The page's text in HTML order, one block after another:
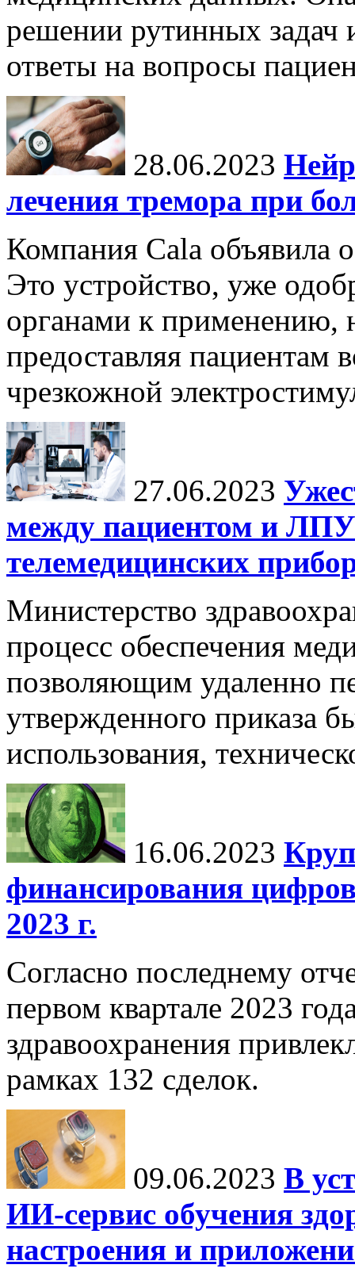
решении рутинных задач
ответы на вопросы
28.06.2023
лечения тремора при
Компания Cala объявила
Это устройство, уже
органами к применению,
предоставляя пациентам
чрезкожной
27.06.2023
между пациентом и
телемедицинских
Министерство
процесс обеспечения
позволяющим удаленно
утвержденного приказа
использования,
16.06.2023
финансирования
2023 г.
Согласно последнему
первом квартале 2023
здравоохранения
рамках 132 сделок.
09.06.2023 В
ИИ-сервис обучения
настроения и